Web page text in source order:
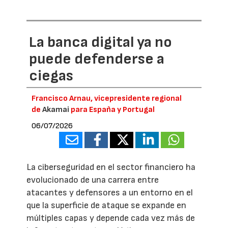
La banca digital ya no
puede defenderse a
ciegas
Francisco Arnau, vicepresidente regional
deAkamai para España y Portugal
06/07/2026
La ciberseguridad en el sector financiero ha
evolucionado de una carrera entre
atacantes y defensores a un entorno en el
que la superficie de ataque se expande en
múltiples capas y depende cada vez más de